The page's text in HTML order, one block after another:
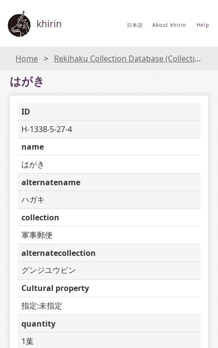
khirin 日本語 About khirin Help
Home Rekihaku Collection Database (Collections Database of the National Museum of Japanese History)
はがき
ID
H-1338-5-27-4
name
はがき
alternatename
ハガキ
collection
軍事郵便
alternatecollection
グンジユウビン
Cultural property
指定:未指定
quantity
1葉